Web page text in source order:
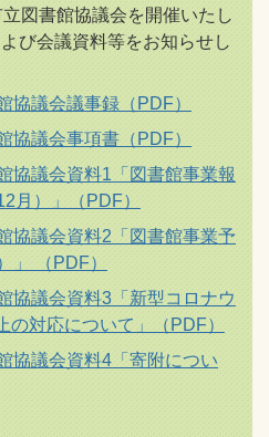
図書館協議会を開催いたし
び会議資料等をお知らせし
協議会議事録（PDF）
協議会事項書（PDF）
協議会資料1「図書館事業報
月）」（PDF）
協議会資料2「図書館事業予
」 （PDF）
協議会資料3「新型コロナウ
の対応について」（PDF）
協議会資料4「寄附につい